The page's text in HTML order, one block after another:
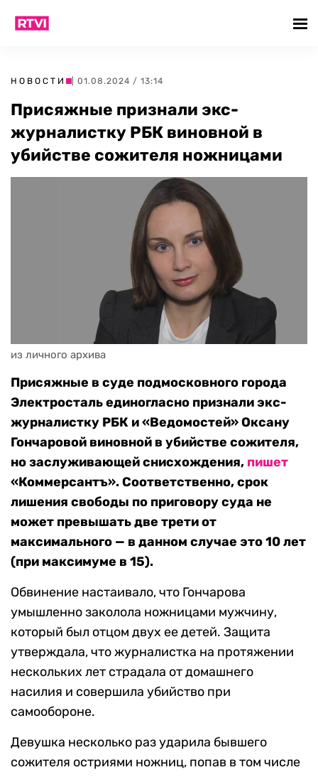
НОВОСТИ | 01.08.2024 / 13:14
Присяжные признали экс-
журналистку РБК виновной в
убийстве сожителя ножницами
из личного архива
Присяжные в суде подмосковного города
Электросталь единогласно признали экс-
журналистку РБК и «Ведомостей» Оксану
Гончаровой виновной в убийстве сожителя,
но заслуживающей снисхождения, пишет
«Коммерсантъ». Соответственно, срок
лишения свободы по приговору суда не
может превышать две трети от
максимального — в данном случае это 10 лет
(при максимуме в 15).
Обвинение настаивало, что Гончарова
умышленно заколола ножницами мужчину,
который был отцом двух ее детей. Защита
утверждала, что журналистка на протяжении
нескольких лет страдала от домашнего
насилия и совершила убийство при
самообороне.
Девушка несколько раз ударила бывшего
сожителя остриями ножниц, попав в том числе